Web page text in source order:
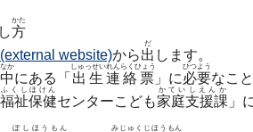
し方
かた
website)から出
だ
します。
中
なか
にある「 出生連絡票
しゅっせいれんらくひょう
」に必要
ひつよう
なこ
福祉保健
ふくしほけん
センターこども家庭支援課
かていしえんか
」
ぼしほうもん みじゅくじほうもん